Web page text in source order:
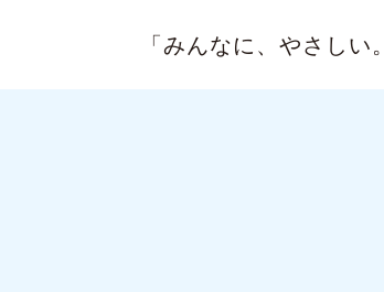
「みんなに、やさしい。